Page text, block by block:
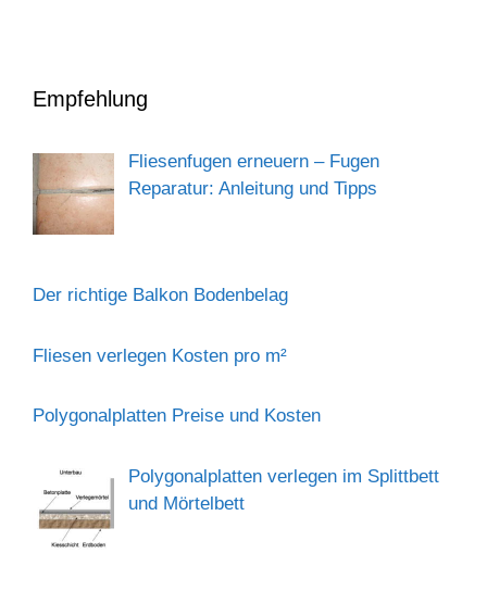
Empfehlung
Fliesenfugen erneuern – Fugen
Reparatur: Anleitung und Tipps
Der richtige Balkon Bodenbelag
Fliesen verlegen Kosten pro m²
Polygonalplatten Preise und Kosten
Polygonalplatten verlegen im Splittbett
und Mörtelbett